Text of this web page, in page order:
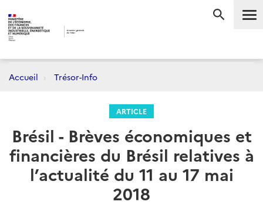
Accueil Trésor-Info
ARTICLE
Brésil - Brèves économiques et
financières du Brésil relatives à
l’actualité du 11 au 17 mai
2018